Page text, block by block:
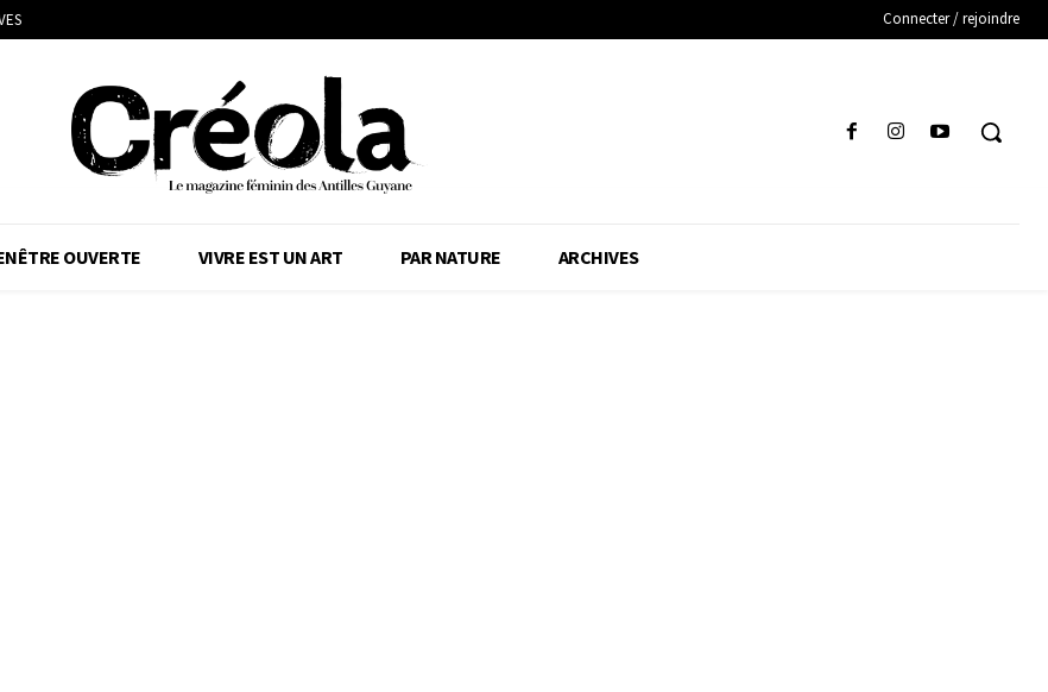
Connecter / rejoindre
OUVERTE VIVRE EST UN ART PAR NATURE ARCHIVES